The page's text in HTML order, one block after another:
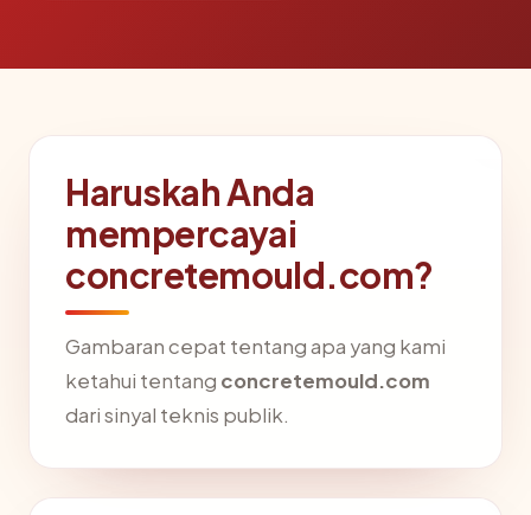
Haruskah Anda
mempercayai
concretemould.com?
Gambaran cepat tentang apa yang kami
ketahui tentang concretemould.com
dari sinyal teknis publik.